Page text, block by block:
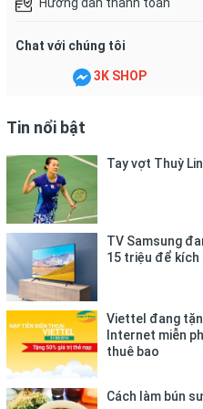
Phòng tránh trật khớp, bong
VỀ THƯƠNG HIỆU STARBALM
STARBALM là một thương
Hà Lan được phát triển đặc
yêu thích vận động,
STARBALM giúp bạn đạt
qua ngăn ngừa chấn thương và
Giá trị cốt lõi của STARBALM
khích vận động, tăng cường
năng suất hơn.
Hướng dẫn thanh toán
Chat với chúng tôi
3K SHOP
Tin nổi bật
Tay vợt Thuỳ
TV Samsung
15 triệu để kích
Viettel đang
Internet miễn
thuê bao
Cách làm bún